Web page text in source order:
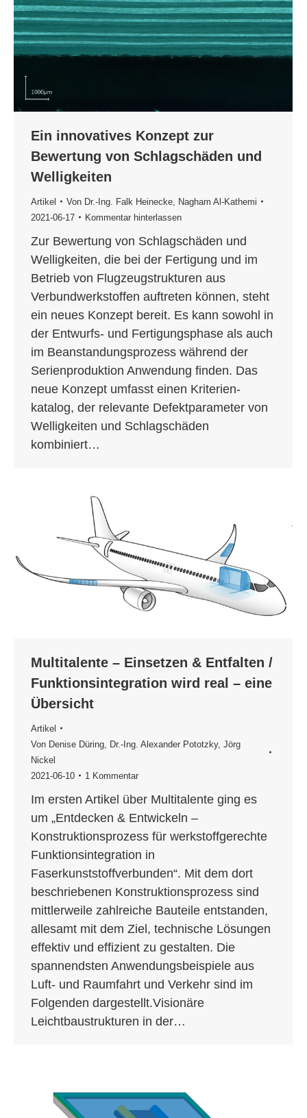
Ein innovatives Konzept zur
Bewertung von Schlagschäden und
Welligkeiten
Artikel Von Dr.-Ing. Falk Heinecke Nagham Al-Kathemi
2021-06-17
Kommentar hinterlassen
Zur Bewertung von Schlagschäden und
Welligkeiten, die bei der Fertigung und im
Betrieb von Flugzeugstrukturen aus
Verbundwerkstoffen auftreten können, steht
ein neues Konzept bereit. Es kann sowohl in
der Entwurfs- und Fertigungsphase als auch
im Beanstandungsprozess während der
Serienproduktion Anwendung finden. Das
neue Konzept umfasst einen Kriterien­
katalog, der relevante Defektparameter von
Welligkeiten und Schlagschäden
kombiniert…
Multitalente – Einsetzen & Entfalten /
Funktionsintegration wird real – eine
Übersicht
Artikel
Von Denise Düring Dr.-Ing. Alexander Pototzky, Jörg
Nickel
2021-06-10
1 Kommentar
Im ersten Artikel über Multitalente ging es
um „Entdecken & Entwickeln –
Konstruktionsprozess für werkstoffgerechte
Funktionsintegration in
Faserkunststoffverbunden“. Mit dem dort
beschriebenen Konstruktionsprozess sind
mittlerweile zahlreiche Bauteile entstanden,
allesamt mit dem Ziel, technische Lösungen
effektiv und effizient zu gestalten. Die
spannendsten Anwendungsbeispiele aus
Luft- und Raumfahrt und Verkehr sind im
Folgenden dargestellt.Visionäre
Leichtbaustrukturen in der…